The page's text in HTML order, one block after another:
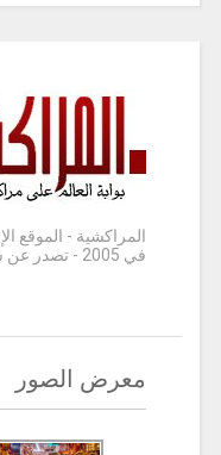
المراكشية - الموقع
في 2005 - تصدر عن شركة IMAR MED-SARL
معرض الصور